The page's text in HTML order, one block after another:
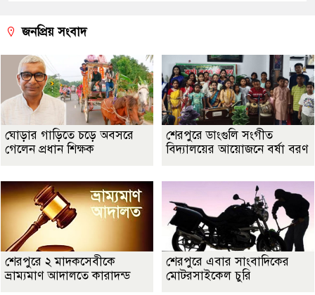
জনপ্রিয় সংবাদ
ঘোড়ার গাড়িতে চড়ে অবসরে
গেলেন প্রধান শিক্ষক
শেরপুরে ডাংগুলি সংগীত
বিদ্যালয়ের আয়োজনে বর্ষা বরণ
শেরপুরে ২ মাদকসেবীকে
ভ্রাম্যমাণ আদালতে কারাদন্ড
শেরপুরে এবার সাংবাদিকের
মোটরসাইকেল চুরি